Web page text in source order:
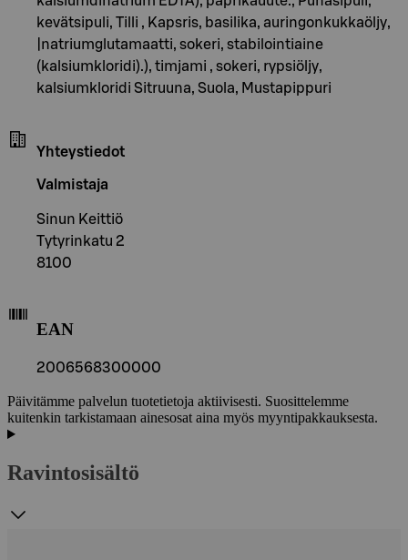
kevätsipuli, Tilli , Kapsris, basilika, auringonkukkaöljy,
|natriumglutamaatti, sokeri, stabilointiaine
(kalsiumkloridi).), timjami , sokeri, rypsiöljy,
kalsiumkloridi Sitruuna, Suola, Mustapippuri
Yhteystiedot
Valmistaja
Sinun Keittiö
Tytyrinkatu 2
8100
EAN
2006568300000
Päivitämme palvelun tuotetietoja aktiivisesti. Suosittelemme
kuitenkin tarkistamaan ainesosat aina myös myyntipakkauksesta.
Ravintosisältö